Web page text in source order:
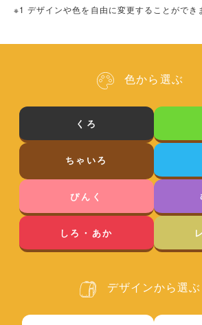
※1 デザインや色を自由に変更することができ
色から選ぶ
くろ
ちゃいろ
ぴんく
しろ・あか
デザインから選ぶ